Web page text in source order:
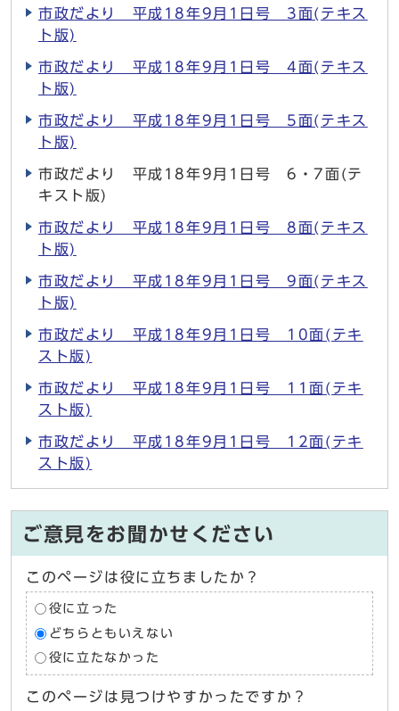
市政だより 平成18年9月1日号 3面(テキス
ト版)
市政だより 平成18年9月1日号 4面(テキス
ト版)
市政だより 平成18年9月1日号 5面(テキス
ト版)
市政だより 平成18年9月1日号 6・7面(テ
キスト版)
市政だより 平成18年9月1日号 8面(テキス
ト版)
市政だより 平成18年9月1日号 9面(テキス
ト版)
市政だより 平成18年9月1日号 10面(テキ
スト版)
市政だより 平成18年9月1日号 11面(テキ
スト版)
市政だより 平成18年9月1日号 12面(テキ
スト版)
ご意見をお聞かせください
このページは役に立ちましたか？
役に立った
どちらともいえない
役に立たなかった
このページは見つけやすかったですか？